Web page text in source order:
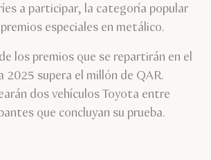
a participar, la categoría popular
especiales en metálico.
los premios que se repartirán en el
2025 supera el millón de QAR.
dos vehículos Toyota entre
que concluyan su prueba.